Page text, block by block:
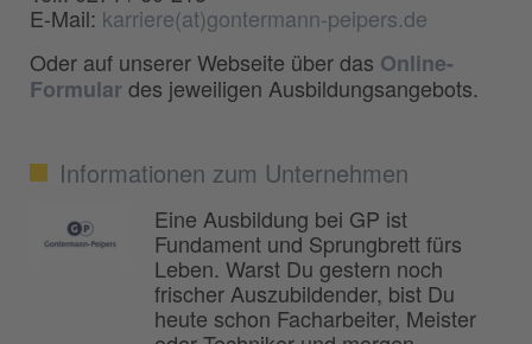
E-Mail: karriere(at)gontermann-peipers.de
Oder auf unserer Webseite über das Online-
Formulardes jeweiligen Ausbildungsangebots.
Informationen zum Unternehmen
Eine Ausbildung bei GP ist
Fundament und Sprungbrett fürs
Leben. Warst Du gestern noch
frischer Auszubildender, bist Du
heute schon Facharbeiter, Meister